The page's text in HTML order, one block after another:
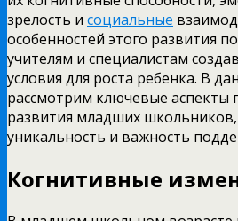
зрелость и социальные
особенностей этого развития
учителям и специалистам
условия для роста ребенка. В
рассмотрим ключевые аспекты
развития младших
уникальность и важность
Когнитивные